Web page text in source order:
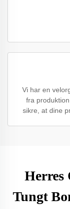
Vi har en
fra
sikre, at dine
Herres
Tungt